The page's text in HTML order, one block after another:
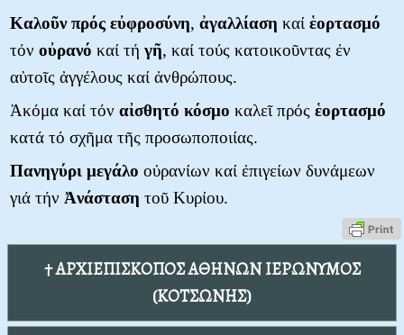
Καλοῦν πρός εὐφροσύνη, ἀγαλλίαση καί ἑορτασμό
τόν οὐρανό καί τή γῆ, καί τούς κατοικοῦντας ἐν
αὐτοῖς ἀγγέλους καί ἀνθρώπους.
Ἀκόμα καί τόν αἰσθητό κόσμο καλεῖ πρός ἑορτασμό
κατά τό σχῆμα τῆς προσωποποιίας.
Πανηγύρι μεγάλο οὐρανίων καί ἐπιγείων δυνάμεων
γιά τήν Ἀνάσταση τοῦ Κυρίου.
† ΑΡΧΙΕΠΙΣΚΟΠΟΣ ΑΘΗΝΩΝ ΙΕΡΩΝΥΜΟΣ
(ΚΟΤΣΩΝΗΣ)